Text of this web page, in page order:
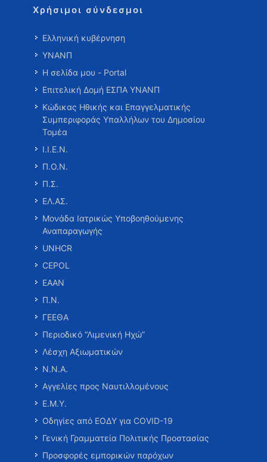
Χρήσιμοι σύνδεσμοι
Ελληνική κυβέρνηση
ΥΝΑΝΠ
Η σελίδα μου - Portal
Επιτελική Δομή ΕΣΠΑ ΥΝΑΝΠ
Κώδικας Ηθικής και Επαγγελματικής
Συμπεριφοράς Υπαλλήλων του Δημοσίου
Τομέα
Ι.Ι.Ε.Ν.
Π.Ο.Ν.
Π.Σ.
ΕΛ.ΑΣ.
Μονάδα Ιατρικώς Υποβοηθούμενης
Αναπαραγωγής
UNHCR
CEPOL
ΕΑΑΝ
Π.Ν.
ΓΕΕΘΑ
Περιοδικό “Λιμενική Ηχώ”
Λέσχη Αξιωματικών
Ν.Ν.Α.
Αγγελίες προς Ναυτιλλομένους
Ε.Μ.Υ.
Οδηγίες από ΕΟΔΥ για COVID-19
Γενική Γραμματεία Πολιτικής Προστασίας
Προσφορές εμπορικών παρόχων